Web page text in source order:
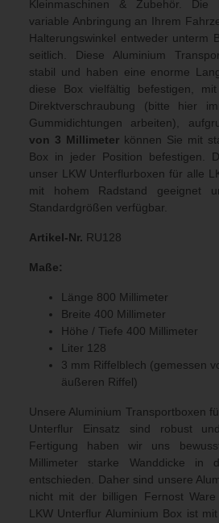
Kleinmaschinen & Zubehör. Die
variable Anbringung an Ihrem
Halterungswinkel entweder unterm
seitlich. Diese Aluminium
stabil und haben eine enorme
diese Box vielfältig befestigen,
Direktverschraubung (bitte hier
Gummidichtungen arbeiten),
von 3 Millimeter können Sie mit
Box in jeder Position befestigen.
unser LKW Unterflurboxen für alle
mit hohem Radstand geeignet
Standardgrößen verfügbar.
Artikel-Nr. RU128
Maße:
Länge 800 Millimeter
Breite 400 Millimeter
Höhe / Tiefe 400 Millimeter
Liter 128
3 mm Riffelblech (gemessen
äußeren Riffel)
Unsere Aluminium Transportboxen
Unterflur Einsatz sind robust
Fertigung haben wir uns
Millimeter starke Wanddicke in
entschieden. Daher sind unsere
nicht mit der billigen Fernost
LKW Unterflur Aluminium Box ist